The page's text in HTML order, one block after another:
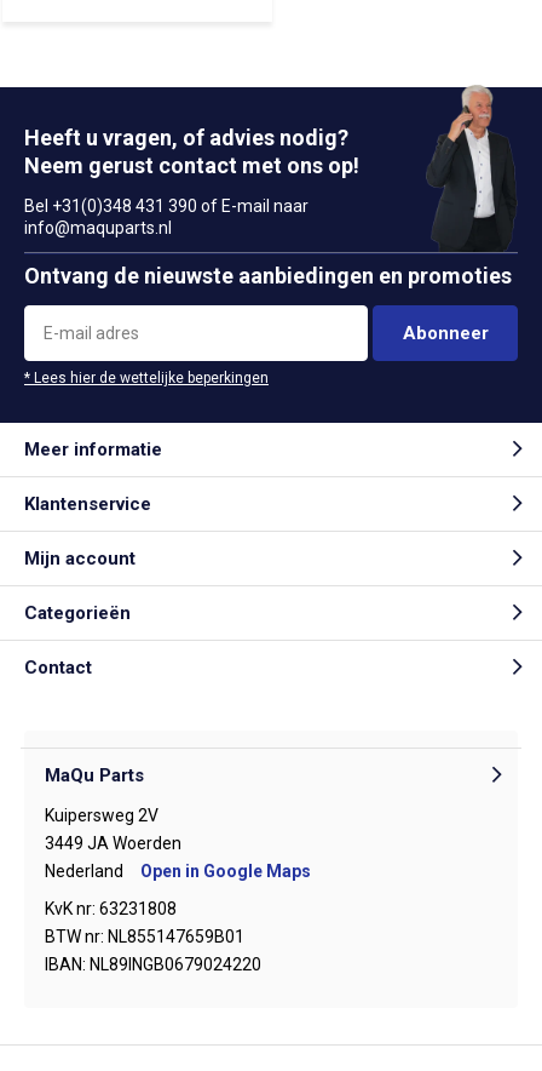
Heeft u vragen, of advies nodig?
Neem gerust contact met ons op!
Bel +31(0)348 431 390 of E-mail naar
info@maquparts.nl
Ontvang de nieuwste aanbiedingen en promoties
Abonneer
* Lees hier de wettelijke beperkingen
Meer informatie
Klantenservice
Mijn account
Categorieën
Contact
MaQu Parts
Kuipersweg 2V
3449 JA Woerden
Nederland
Open in Google Maps
KvK nr: 63231808
BTW nr: NL855147659B01
IBAN: NL89INGB0679024220